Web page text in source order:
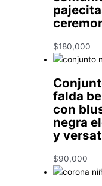
$180,000
falda
con
negra
y
$90,000